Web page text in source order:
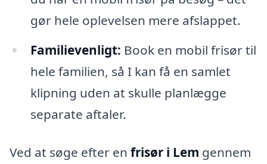
gør hele oplevelsen mere afslappet.
Familievenligt: Book en mobil frisør til
hele familien, så I kan få en samlet
klipning uden at skulle planlægge
separate aftaler.
Ved at søge efter en frisør i Lem gennem